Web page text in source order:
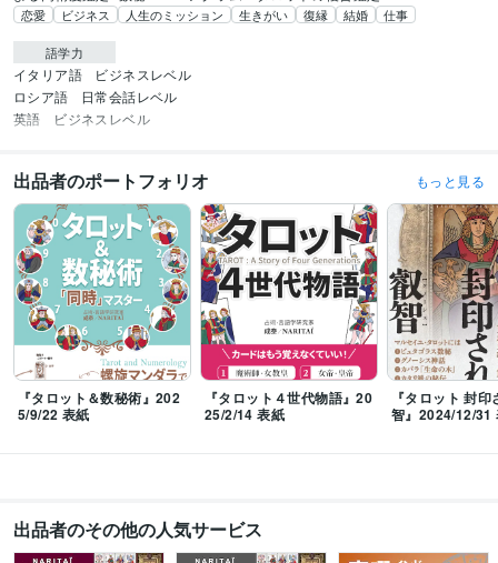
恋愛 ビジネス 人生のミッション 生きがい 復縁 結婚 仕事
語学力
イタリア語
ビジネスレベル
ロシア語
日常会話レベル
英語
ビジネスレベル
出品者のポートフォリオ もっと見る
『タロット＆数秘術』202
5/9/22 表紙
『タロット４世代物語』20
25/2/14 表紙
『タロット 封
智』2024/12/31
出品者のその他の人気サービス